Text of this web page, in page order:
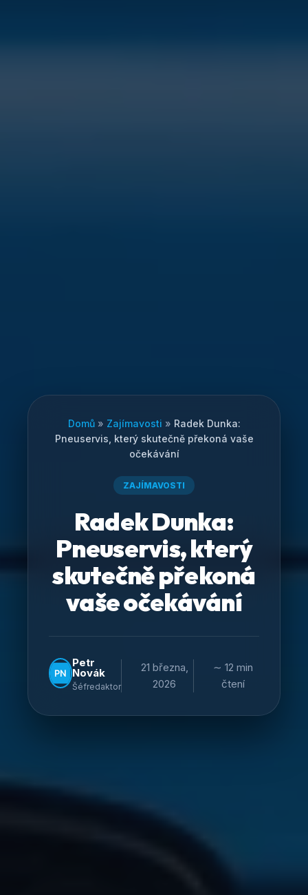
Domů» Zajímavosti » Radek Dunka:
Pneuservis, který skutečně překoná vaše
očekávání
ZAJÍMAVOSTI
Radek Dunka:
Pneuservis, který
skutečně překoná
vaše očekávání
Petr
Novák
Šéfredaktor
21 března,
2026
∼ 12 min
čtení